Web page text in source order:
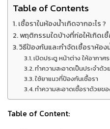
Table of Contents
เชื้อราในห้องน้ำเกิดจากอะไร ?
พฤติกรรมใดบ้างที่ก่อให้เกิดเชื้
วิธีป้องกันและกำจัดเชื้อราห้อง
เปิดประตู หน้าต่าง ให้อากาศ
ทำความสะอาดเป็นประจำด้
ใช้ยาแนวที่ป้องกันเชื้อรา
ทำความสะอาดเชื้อราด้วยขอ
Table of Content: